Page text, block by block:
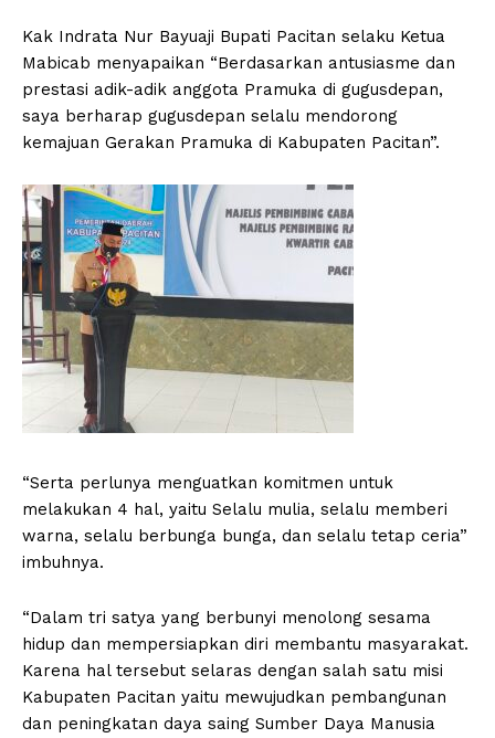
Kak Indrata Nur Bayuaji Bupati Pacitan selaku Ketua
Mabicab menyapaikan “Berdasarkan antusiasme dan
prestasi adik-adik anggota Pramuka di gugusdepan,
saya berharap gugusdepan selalu mendorong
kemajuan Gerakan Pramuka di Kabupaten Pacitan”.
“Serta perlunya menguatkan komitmen untuk
melakukan 4 hal, yaitu Selalu mulia, selalu memberi
warna, selalu berbunga bunga, dan selalu tetap ceria”
imbuhnya.
“Dalam tri satya yang berbunyi menolong sesama
hidup dan mempersiapkan diri membantu masyarakat.
Karena hal tersebut selaras dengan salah satu misi
Kabupaten Pacitan yaitu mewujudkan pembangunan
dan peningkatan daya saing Sumber Daya Manusia